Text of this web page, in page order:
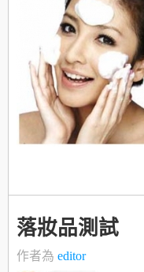
落妝品測試
作者為 editor